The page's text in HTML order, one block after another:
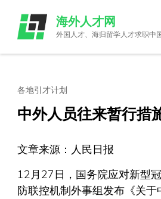
content
(Press
海外人才网
外国人才、海归留学人才求职中
各地引才计划
中外人员往来暂行措
文章来源：人民日报
12月27日，国务院应对新型
防联控机制外事组发布《关